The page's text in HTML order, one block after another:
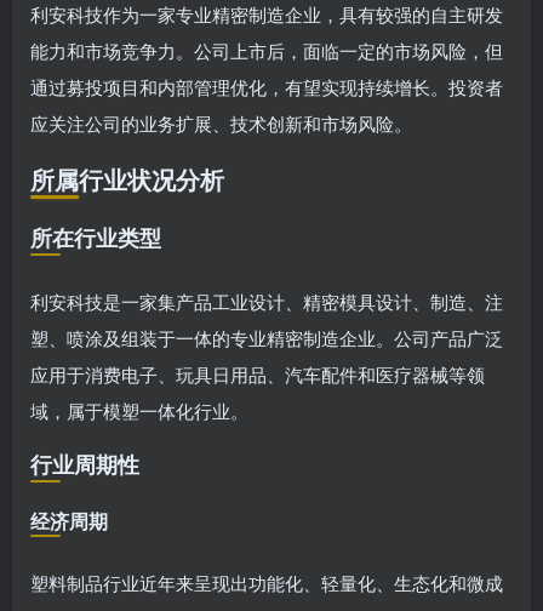
利安科技作为一家专业精密制造企业，具有较强的自主研发
能力和市场竞争力。公司上市后，面临一定的市场风险，但
通过募投项目和内部管理优化，有望实现持续增长。投资者
应关注公司的业务扩展、技术创新和市场风险。
所属行业状况分析
所在行业类型
利安科技是一家集产品工业设计、精密模具设计、制造、注
塑、喷涂及组装于一体的专业精密制造企业。公司产品广泛
应用于消费电子、玩具日用品、汽车配件和医疗器械等领
域，属于模塑一体化行业。
行业周期性
经济周期
塑料制品行业近年来呈现出功能化、轻量化、生态化和微成